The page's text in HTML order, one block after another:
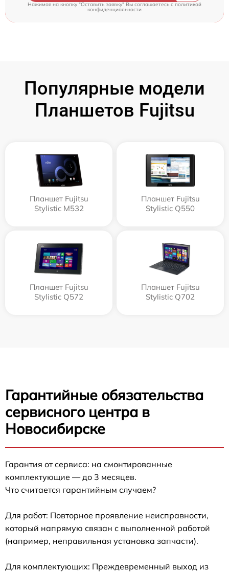
Нажимая на кнопку "Оставить заявку" Вы соглашаетесь cполитикой
конфиденциальности
Популярные модели
Планшетов Fujitsu
Планшет Fujitsu
Stylistic M532
Планшет Fujitsu
Stylistic Q550
Планшет Fujitsu
Stylistic Q572
Планшет Fujitsu
Stylistic Q702
Гарантийные обязательства
сервисного центра в
Новосибирске
Гарантия от сервиса: на смонтированные
комплектующие — до 3 месяцев.
Что считается гарантийным случаем?
Для работ: Повторное проявление неисправности,
который напрямую связан с выполненной работой
(например, неправильная установка запчасти).
Для комплектующих: Преждевременный выход из